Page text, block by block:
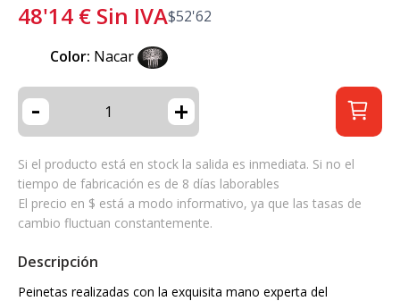
48'14 € Sin IVA$52'62
Color: Nacar
- +
Si el producto está en stock la salida es inmediata. Si no el
tiempo de fabricación es de 8 días laborables
El precio en $ está a modo informativo, ya que las tasas de
cambio fluctuan constantemente.
Descripción
Peinetas realizadas con la exquisita mano experta del